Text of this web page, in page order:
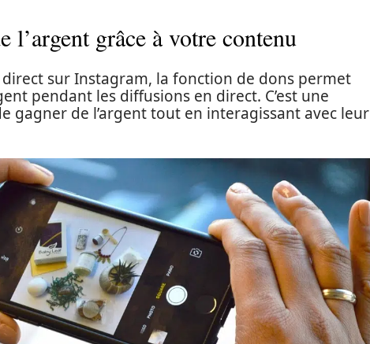
l’argent grâce à votre contenu
sur Instagram, la fonction de dons permet
pendant les diffusions en direct. C’est une
gagner de l’argent tout en interagissant avec leur